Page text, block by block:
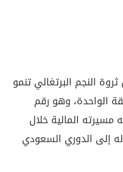
النجم البرتغالي تنمو
في الدقيقة الواحدة، وهو رقم
المالية خلال
إلى الدوري السعودي